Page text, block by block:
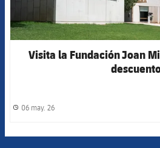
Visita la Fundación Joan
label.share.clock
06 may. 26